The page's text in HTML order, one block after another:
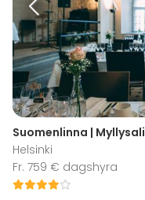
Suomenlinna | Myllysali
Helsinki
Fr. 759 € dagshyra